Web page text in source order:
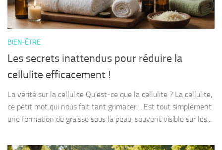
BIEN-ÊTRE
Les secrets inattendus pour réduire la
cellulite efficacement !
La vérité sur la cellulite Qu’est-ce que la cellulite ? La cellulite,
ce petit mot qui nous fait tant grimacer… Est tout simplement
une formation de graisse sous la peau, souvent visible sur les...